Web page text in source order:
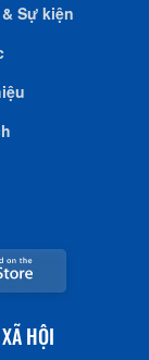
Sự kiện
HỘI